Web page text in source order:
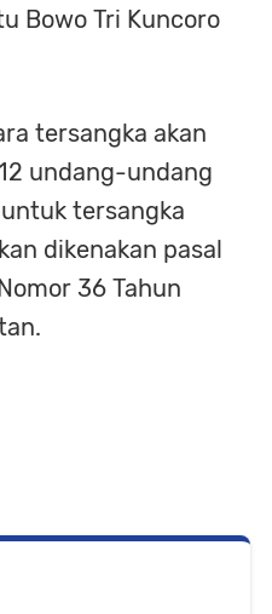
Bowo Tri Kuncoro
tersangka akan
undang-undang
tersangka
dikenakan pasal
36 Tahun